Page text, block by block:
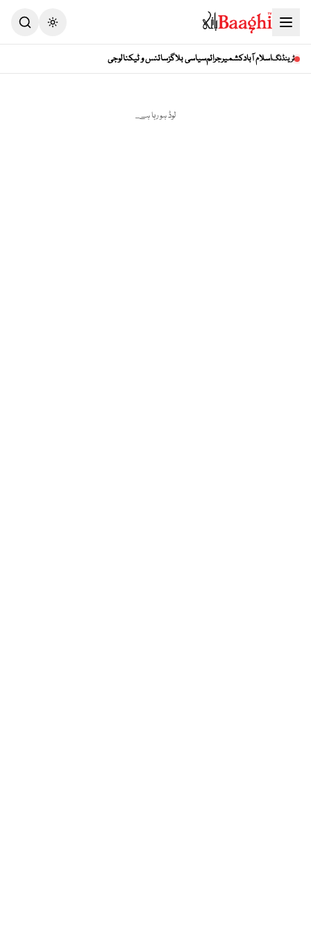
Toggle theme
ٹرینڈنگاسلام آبادکشمیرجرائمسیاسی بلاگزسائنس و ٹیکنالوجی
لوڈ ہو رہا ہے...